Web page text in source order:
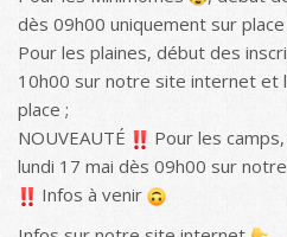
dès 09h00 uniquement sur place
Pour les plaines, début des
10h00 sur notre site internet et
place ;
NOUVEAUTÉ
Pour les
lundi 17 mai dès 09h00 sur
Infos à venir